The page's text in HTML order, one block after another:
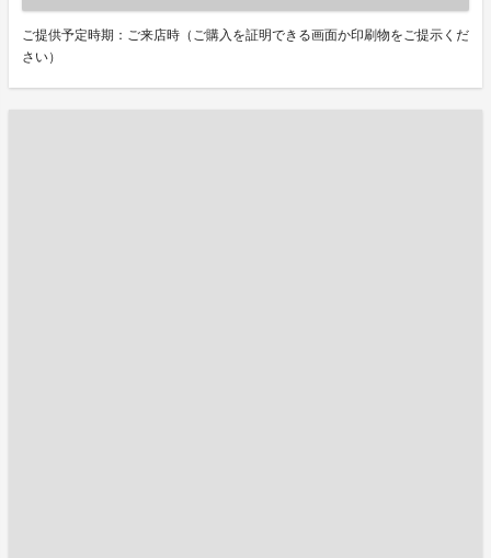
ご提供予定時期：ご来店時（ご購入を証明できる画面か印刷物をご提示くだ
さい）